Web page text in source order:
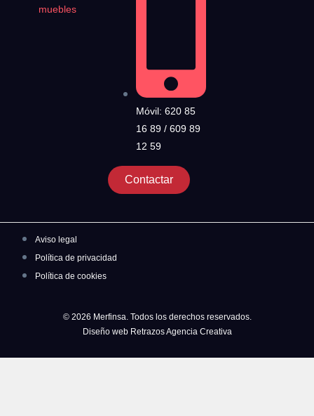
muebles
Móvil: 620 85
16 89 / 609 89
12 59
Contactar
Aviso legal
Política de privacidad
Política de cookies
© 2026 Merfinsa. Todos los derechos reservados.
Diseño web Retrazos Agencia Creativa